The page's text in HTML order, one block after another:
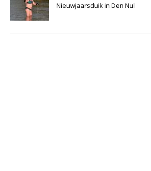
Nieuwjaarsduik in Den Nul